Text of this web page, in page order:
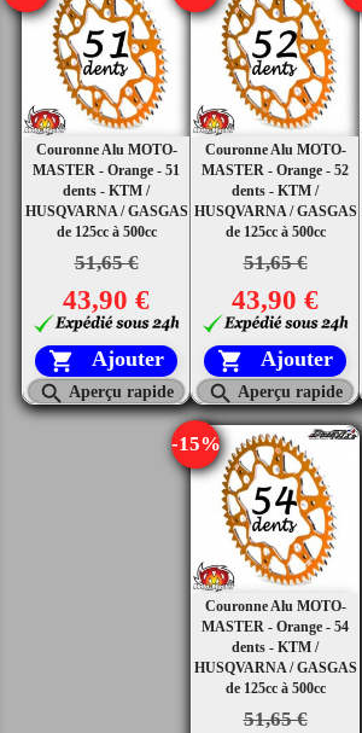
Couronne Alu MOTO-
MASTER - Orange - 51
dents - KTM /
HUSQVARNA / GASGAS
de 125cc à 500cc
51,65 €
43,90 €
 Ajouter
 Aperçu rapide
Couronne Alu MOTO-
MASTER - Orange - 52
dents - KTM /
HUSQVARNA / GASGAS
de 125cc à 500cc
51,65 €
43,90 €
 Ajouter
 Aperçu rapide
Couronne Alu MOTO-
MASTER - Orange - 54
dents - KTM /
HUSQVARNA / GASGAS
de 125cc à 500cc
51,65 €
-15%